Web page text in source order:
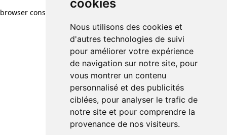
cookies
Nous utilisons des cookies et
d'autres technologies de suivi
pour améliorer votre expérience
de navigation sur notre site, pour
vous montrer un contenu
personnalisé et des publicités
ciblées, pour analyser le trafic de
notre site et pour comprendre la
provenance de nos visiteurs.
browser console for more information)